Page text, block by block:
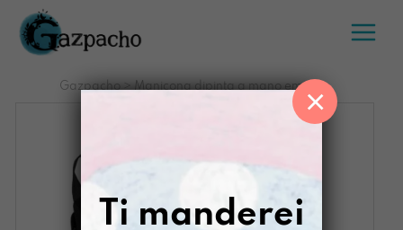
Salta
contenuto
Gazpacho > Manicona dipinta a mano emotiva
Ti manderei
×